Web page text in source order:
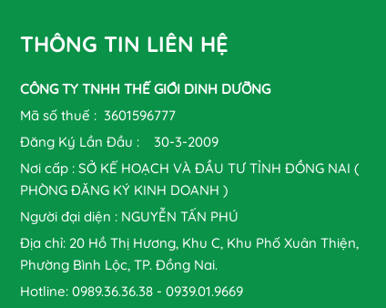
THÔNG TIN LIÊN HỆ
CÔNG TY TNHH THẾ GIỚI DINH DƯỠNG
Mã số thuế : 3601596777
Đăng Ký Lần Đầu : 30-3-2009
Nơi cấp : SỞ KẾ HOẠCH VÀ ĐẦU TƯ TỈNH ĐỒNG NAI (
PHÒNG ĐĂNG KÝ KINH DOANH )
Người đại diện : NGUYỄN TẤN PHÚ
Địa chỉ: 20 Hồ Thị Hương, Khu C, Khu Phố Xuân Thiện,
Phường Bình Lộc, TP. Đồng Nai.
Hotline: 0989.36.36.38 - 0939.01.9669